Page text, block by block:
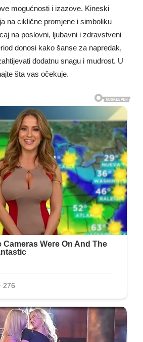
mogućnosti i izazove. Kineski
na ciklične promjene i simboliku
na poslovni, ljubavni i zdravstveni
donosi kako šanse za napredak,
dodatnu snagu i mudrost. U
šta vas očekuje.